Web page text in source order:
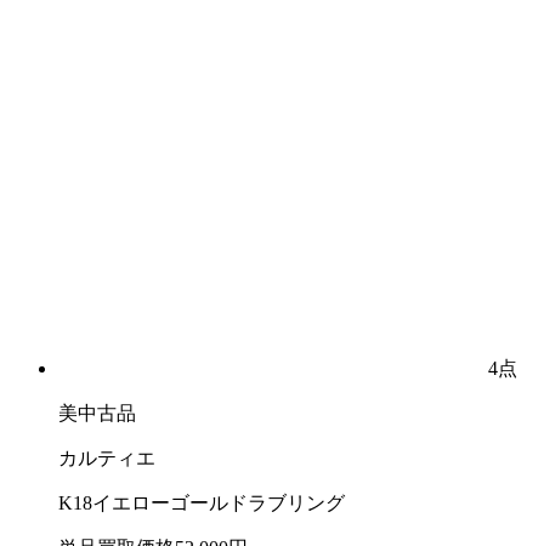
4点
美中古品
カルティエ
K18イエローゴールドラブリング